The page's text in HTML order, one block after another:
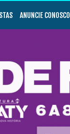
ANUNCIE CONOSCO